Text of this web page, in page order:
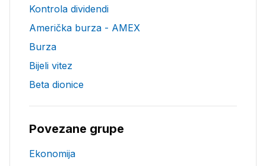
Kontrola dividendi
Američka burza - AMEX
Burza
Bijeli vitez
Beta dionice
Povezane grupe
Ekonomija